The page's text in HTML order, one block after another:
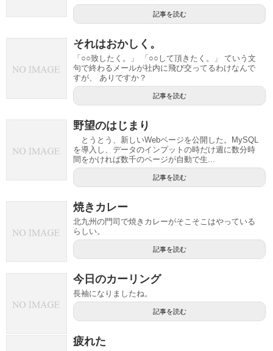
記事を読む
それはおかしく。
「○○致したく。」 「○○して頂きたく。」 ていう文
句で終わるメールが社内に飛び交ってるわけなんで
すが、 ありですか？
記事を読む
野望のはじまり
とうとう、新しいWebページを公開した。MySQL
を導入し、データのインプットの時だけ週に数分時
間をかければ数千のページが自動で生...
記事を読む
焼きカレー
北九州の門司で焼きカレーがそこそこはやっている
らしい。
記事を読む
今日のカーリング
長袖になりましたね。
記事を読む
疲れた